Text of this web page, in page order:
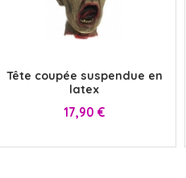
Tête coupée suspendue en
latex
Prix
17,90 €